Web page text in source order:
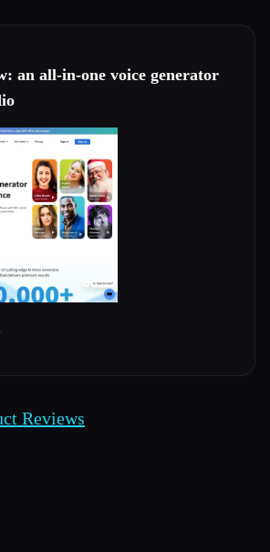
an all-in-one voice generator
Reviews